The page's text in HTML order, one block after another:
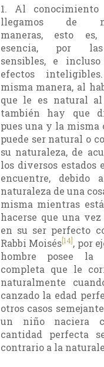
1. Al conocimiento
llegamos de
maneras, esto
esencia, por
sensibles, e
efectos
misma manera, al
que le es natural al
también hay que
pues una y la misma
puede ser natural o
su na­turaleza, de
los diversos estados
encuentre, debido
naturaleza de una
misma mientras
hacerse que una
en su ser perfecto
Rabbi Moisés[14], por
hom­bre posee la
completa que le
naturalmente
canzado la edad
otros casos
un niño naciera
cantidad perfecta
contrario a la